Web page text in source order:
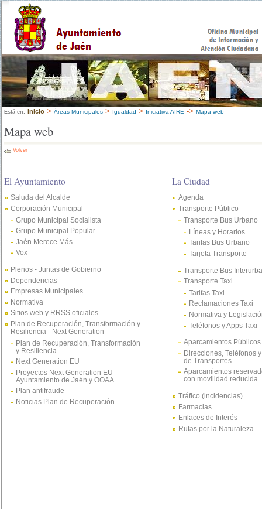
Está en: Inicio > Áreas Municipales > Igualdad > Iniciativa AIRE -> Mapa web
Mapa web
Volver
El Ayuntamiento
Saluda del Alcalde
Corporación Municipal
Grupo Municipal Socialista
Grupo Municipal Popular
Jaén Merece Más
Vox
Plenos - Juntas de Gobierno
Dependencias
Empresas Municipales
Normativa
Sitios web y RRSS oficiales
Plan de Recuperación, Transformación y
Resiliencia - Next Generation
Plan de Recuperación, Transformación
y Resiliencia
Next Generation EU
Proyectos Next Generation EU
Ayuntamiento de Jaén y OOAA
Plan antifraude
Noticias Plan de Recuperación
La Ciudad
Agenda
Transporte Público
Transporte Bus Urbano
Líneas y Horarios
Tarifas Bus Urbano
Tarjeta Transporte
Transporte Bus
Transporte Taxi
Tarifas Taxi
Reclamaciones Taxi
Normativa y
Teléfonos y Apps Taxi
Aparcamientos Públicos
Direcciones, Teléfonos
de Transportes
Aparcamientos
con movilidad reducida
Tráfico (incidencias)
Farmacias
Enlaces de Interés
Rutas por la Naturaleza